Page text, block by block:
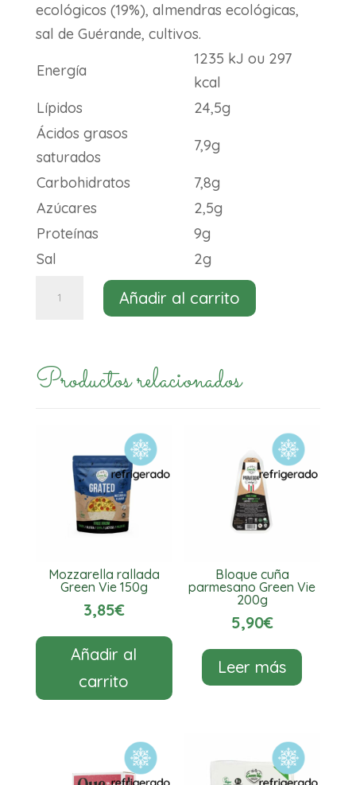
ecológicos (19%), almendras ecológicas,
sal de Guérande, cultivos.
Energía
1235 kJ ou 297
kcal
Lípidos
24,5g
Ácidos grasos
saturados
7,9g
Carbohidratos
7,8g
Azúcares
2,5g
Proteínas
9g
Sal
2g
bio
cantidad
Añadir al carrito
Productos relacionados
Mozzarella rallada
Green Vie 150g
3,85€
Añadir al
carrito
Bloque cuña
parmesano Green Vie
200g
5,90€
Leer más